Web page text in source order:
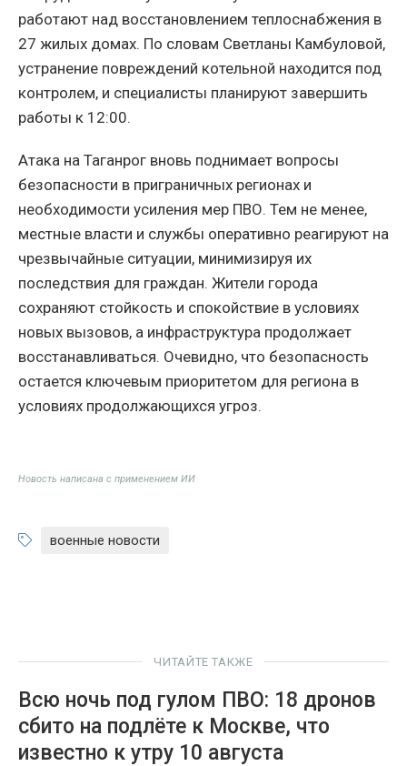
работают над восстановлением теплоснабжения в
27 жилых домах. По словам Светланы Камбуловой,
устранение повреждений котельной находится под
контролем, и специалисты планируют завершить
работы к 12:00.
Атака на Таганрог вновь поднимает вопросы
безопасности в приграничных регионах и
необходимости усиления мер ПВО. Тем не менее,
местные власти и службы оперативно реагируют на
чрезвычайные ситуации, минимизируя их
последствия для граждан. Жители города
сохраняют стойкость и спокойствие в условиях
новых вызовов, а инфраструктура продолжает
восстанавливаться. Очевидно, что безопасность
остается ключевым приоритетом для региона в
условиях продолжающихся угроз.
Новость написана с применением ИИ
военные новости
ЧИТАЙТЕ ТАКЖЕ
Всю ночь под гулом ПВО: 18 дронов
сбито на подлёте к Москве, что
известно к утру 10 августа